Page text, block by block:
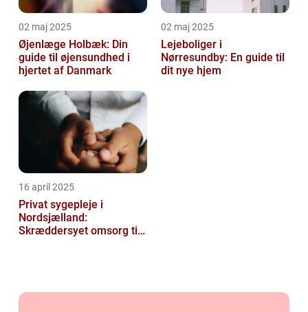
02 maj 2025
Øjenlæge Holbæk: Din
guide til øjensundhed i
hjertet af Danmark
02 maj 2025
Lejeboliger i
Nørresundby: En guide til
dit nye hjem
16 april 2025
Privat sygepleje i
Nordsjælland:
Skræddersyet omsorg til